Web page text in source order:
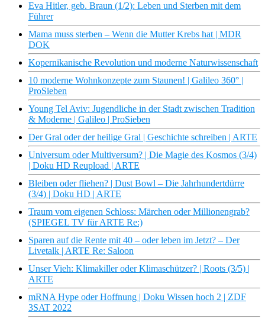
Eva Hitler, geb. Braun (1/2): Leben und Sterben mit dem
Führer
Mama muss sterben – Wenn die Mutter Krebs hat | MDR
DOK
Kopernikanische Revolution und moderne Naturwissenschaft
10 moderne Wohnkonzepte zum Staunen! | Galileo 360° |
ProSieben
Young Tel Aviv: Jugendliche in der Stadt zwischen Tradition
& Moderne | Galileo | ProSieben
Der Gral oder der heilige Gral | Geschichte schreiben | ARTE
Universum oder Multiversum? | Die Magie des Kosmos (3/4)
| Doku HD Reupload | ARTE
Bleiben oder fliehen? | Dust Bowl – Die Jahrhundertdürre
(3/4) | Doku HD | ARTE
Traum vom eigenen Schloss: Märchen oder Millionengrab?
(SPIEGEL TV für ARTE Re:)
Sparen auf die Rente mit 40 – oder leben im Jetzt? – Der
Livetalk | ARTE Re: Saloon
Unser Vieh: Klimakiller oder Klimaschützer? | Roots (3/5) |
ARTE
mRNA Hype oder Hoffnung | Doku Wissen hoch 2 | ZDF
3SAT 2022